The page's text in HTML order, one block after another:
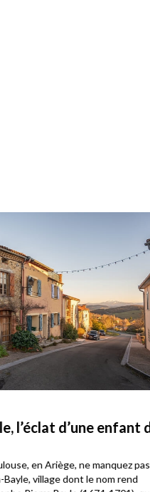
À Nérac, le
Inscrit aux monuments
fut édifié au XVe siècle à